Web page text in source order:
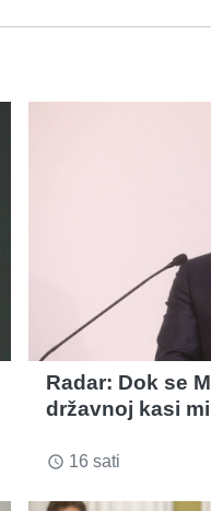
Radar: Dok se
državnoj kasi
access_time 16 sati